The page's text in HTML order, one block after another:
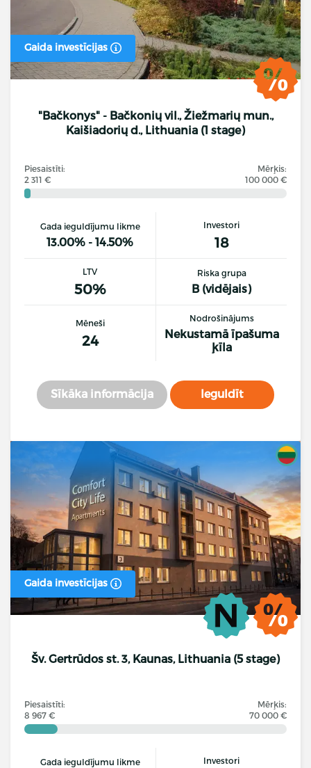
Gaida investīcijas
"Bačkonys" - Bačkonių vil., Žiežmarių mun.,
Kaišiadorių d., Lithuania (1 stage)
Piesaistīti:
2 311 €
Mērķis:
100 000 €
Gada ieguldījumu likme
13.00% - 14.50%
Investori
18
LTV
50%
Riska grupa
B (vidējais)
Mēneši
24
Nodrošinājums
Nekustamā īpašuma
ķīla
Sīkāka informācija Ieguldīt
Gaida investīcijas
Šv. Gertrūdos st. 3, Kaunas, Lithuania (5 stage)
Piesaistīti:
8 967 €
Mērķis:
70 000 €
Gada ieguldījumu likme Investori